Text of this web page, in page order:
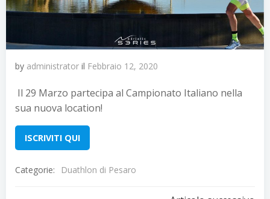
by administrator il Febbraio 12, 2020
Il 29 Marzo partecipa al Campionato Italiano nella
sua nuova location!
ISCRIVITI QUI
Categorie: Duathlon di Pesaro